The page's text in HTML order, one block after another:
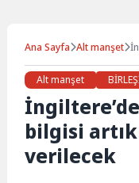
Ana Sayfa Alt manşet
Alt manşet
bilgisi
verilecek